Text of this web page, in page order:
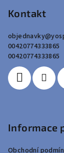
Kontakt
objednavky@
00420774333865
00420774333865
Informace
Obchodní